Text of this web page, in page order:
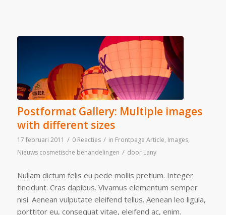
Postformat Gallery: Multiple images
with different sizes
17 februari 2011 / 0 Reacties / in Frontpage Article, Images,
Nieuws cosmetische behandelingen / door Lany
Nullam dictum felis eu pede mollis pretium. Integer
tincidunt. Cras dapibus. Vivamus elementum semper
nisi. Aenean vulputate eleifend tellus. Aenean leo ligula,
porttitor eu, consequat vitae, eleifend ac, enim.